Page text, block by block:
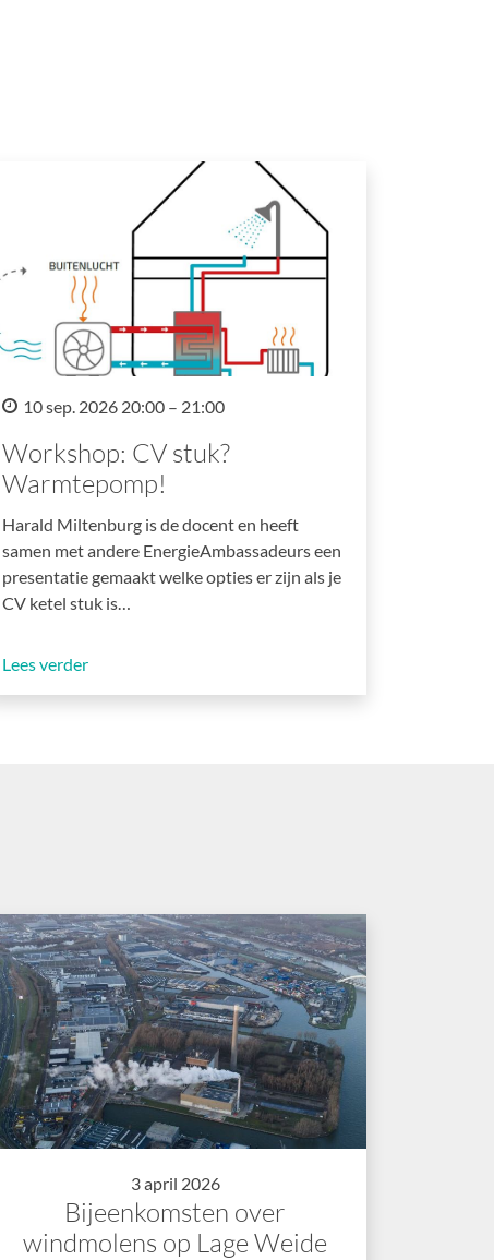
10 sep. 2026 20:00 – 21:00
Workshop: CV stuk?
Warmtepomp!
Harald Miltenburg is de docent en heeft
samen met andere EnergieAmbassadeurs een
presentatie gemaakt welke opties er zijn als je
CV ketel stuk is…
Lees verder
3 april 2026
Bijeenkomsten over
windmolens op Lage Weide